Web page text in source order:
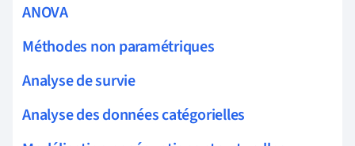
ANOVA
Méthodes non paramétriques
Analyse de survie
Analyse des données catégorielles